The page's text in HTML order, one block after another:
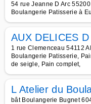
54 rue Jeanne D Arc
Boulangerie Patisserie à
AUX DELICES
1 rue Clemenceau 54112
Boulangerie Patisserie,
de seigle, Pain complet,
L Atelier du
bât Boulangerie Bugnet